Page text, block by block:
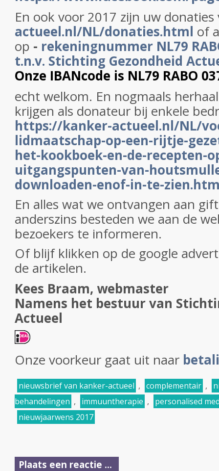
En ook voor 2017 zijn uw donaties
actueel.nl/NL/donaties.html of
op - rekeningnummer NL79
t.n.v. Stichting Gezondheid
Onze IBANcode is NL79 RABO
echt welkom. En nogmaals
krijgen als donateur bij enkele
https://kanker-actueel.nl/NL/
lidmaatschap-op-een-rijtje-
het-kookboek-en-de-recepten-
uitgangspunten-van-
downloaden-enof-in-te-
En alles wat we ontvangen aan
anderszins besteden we aan de
bezoekers te informeren.
Of blijf klikken op de google
de artikelen.
Kees Braam, webmaster
Namens het bestuur van
Actueel
Onze voorkeur gaat uit naar
nieuwsbrief van kanker-actueel , complementair ,
behandelingen , immuuntherapie ,
personalised
nieuwjaarwens 2017
Plaats een reactie ...